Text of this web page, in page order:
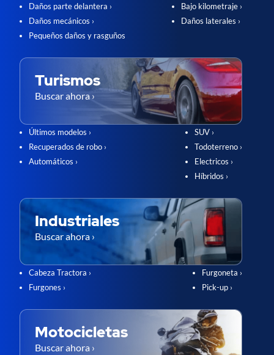
Daños parte delantera ›
Daños mecánicos ›
Pequeños daños y rasguños
Bajo kilometraje ›
Daños laterales ›
Turismos
Buscar ahora ›
Últimos modelos ›
Recuperados de robo ›
Automáticos ›
SUV ›
Todoterreno ›
Electricos ›
Híbridos ›
Industriales
Buscar ahora ›
Cabeza Tractora ›
Furgones ›
Furgoneta ›
Pick-up ›
Motocicletas
Buscar ahora ›